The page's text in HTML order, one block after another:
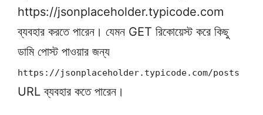
https://jsonplaceholder.typicode.com
ব্যবহার করতে পারেন। যেমন GET রিকোয়েস্ট করে কিছু
ডামি পোস্ট পাওয়ার জন্য
https://jsonplaceholder.typicode.com/posts
URL ব্যবহার কতে পারেন।